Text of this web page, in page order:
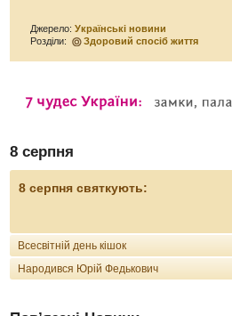
Джерело:Українські новини
Розділи:
Здоровий спосіб життя
8 серпня
8 серпня святкують:
Всесвітній день кішок
Народився Юрій Федькович